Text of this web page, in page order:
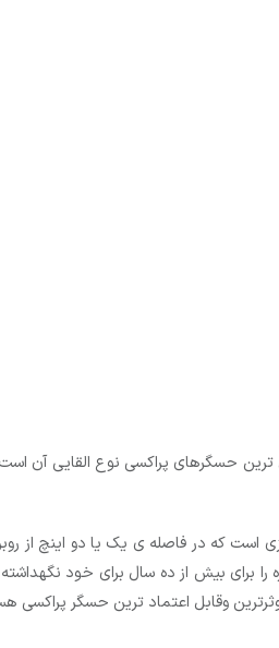
حسگرهای پراکسی نوع القایی آن
را برای بیش از ده سال برای خود
وقابل اعتماد ترین حسگر